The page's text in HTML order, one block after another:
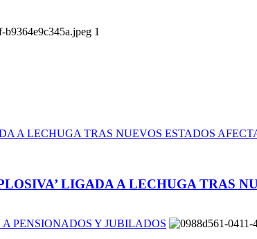
1
A LECHUGA TRAS NUEVOS ESTADOS
LIGADA A LECHUGA TRAS
PENSIONADOS Y JUBILADOS